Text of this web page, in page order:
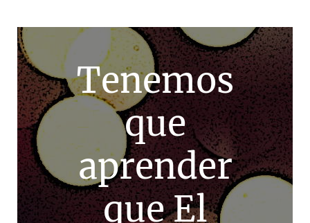
Tenemos
que
aprender
que El